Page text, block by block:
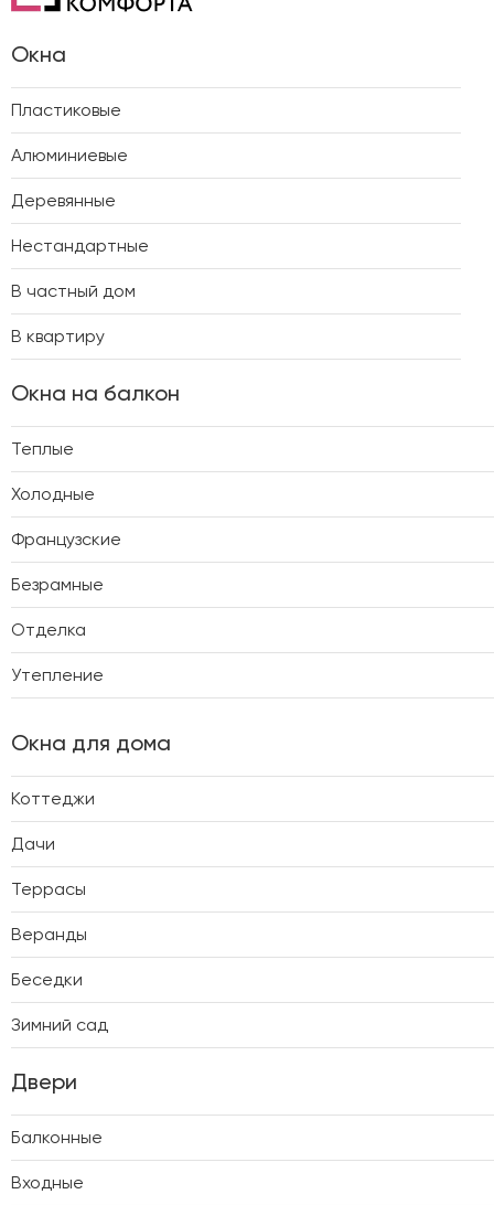
Окна
Пластиковые
Алюминиевые
Деревянные
Нестандартные
В частный дом
В квартиру
Окна на балкон
Теплые
Холодные
Французские
Безрамные
Отделка
Утепление
Окна для дома
Коттеджи
Дачи
Террасы
Веранды
Беседки
Зимний сад
Двери
Балконные
Входные